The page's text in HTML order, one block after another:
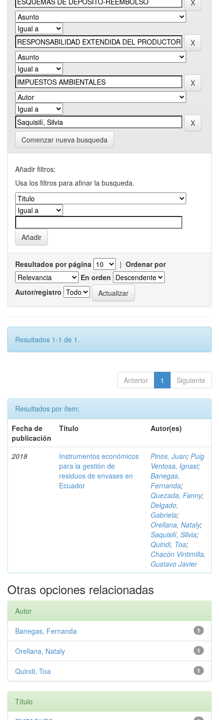
Comenzar nueva busqueda
Añadir filtros:
Usa los filtros para afinar la busqueda.
Resultados por página | Ordenar por
En orden
Autor/registro
Resultados 1-1 de 1.
Anterior 1 Siguiente
Resultados por ítem:
Fecha de
publicación
Título Autor(es)
2018
Instrumentos económicos
para la gestión de
residuos de envases en
Ecuador
Pinos, Juan; Puig
Ventosa, Ignasi;
Banegas,
Fernanda;
Quezada, Fanny;
Delgado,
Gabriela;
Orellana, Nataly;
Saquisilí, Silvia;
Quindi, Toa;
Chacón Vintimilla,
Gustavo Javier
Otras opciones relacionadas
Autor
1
Banegas, Fernanda
1
Orellana, Nataly
1
Quindi, Toa
Título